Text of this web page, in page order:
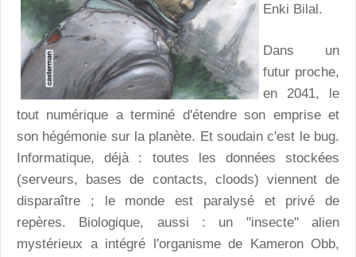
Enki Bilal.
Dans un
futur proche,
en 2041, le
tout numérique a terminé d'étendre son emprise et
son hégémonie sur la planète. Et soudain c'est le bug.
Informatique, déjà : toutes les données stockées
(serveurs, bases de contacts, cloods) viennent de
disparaître ; le monde est paralysé et privé de
repères. Biologique, aussi : un "insecte" alien
mystérieux a intégré l'organisme de Kameron Obb,